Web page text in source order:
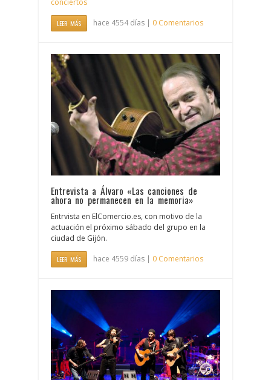
LEER MÁS hace 4554 días | 0 Comentarios
Entrevista a Álvaro «Las canciones de
ahora no permanecen en la memoria»
Entrvista en ElComercio.es, con motivo de la
actuación el próximo sábado del grupo en la
ciudad de Gijón.
LEER MÁS hace 4559 días | 0 Comentarios